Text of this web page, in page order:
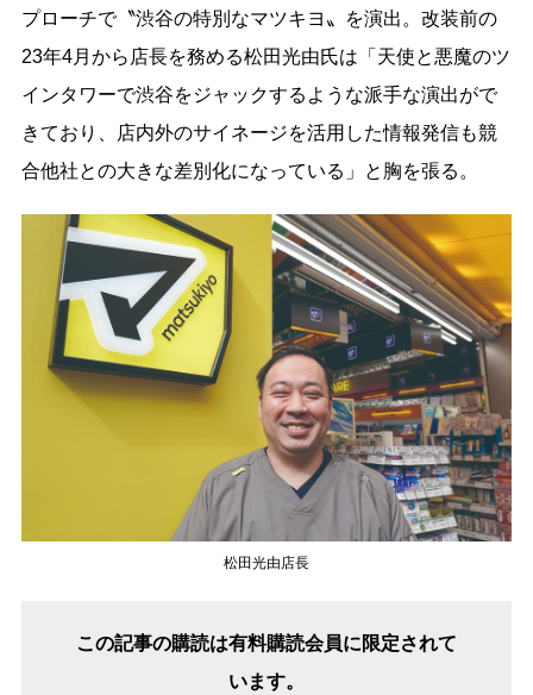
プローチで〝渋谷の特別なマツキヨ〟を演出。改装前の
23年4月から店長を務める松田光由氏は「天使と悪魔のツ
インタワーで渋谷をジャックするような派手な演出がで
きており、店内外のサイネージを活用した情報発信も競
合他社との大きな差別化になっている」と胸を張る。
松田光由店長
この記事の購読は有料購読会員に限定されて
います。